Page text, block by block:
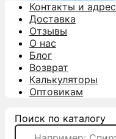
Контакты и
Доставка
Отзывы
О нас
Блог
Возврат
Калькуляторы
Оптовикам
Поиск по каталогу